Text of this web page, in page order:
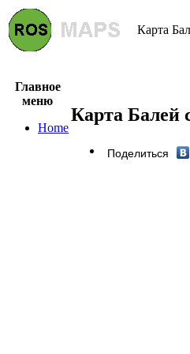
Карта
Главное
меню
Home
Карта Балей
Поделиться